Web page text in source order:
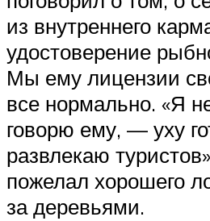
из внутреннего
удостоверение
Мы ему лицензии
все нормально. «Я
говорю ему, — уху
развлекаю
пожелал хорошего
за деревьями.